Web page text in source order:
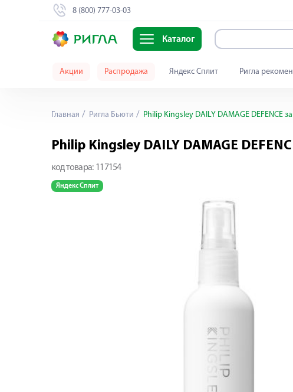
8 (800) 777-03-03
Каталог
Акции Распродажа Яндекс Сплит Ригла
Главная Ригла Бьюти Philip Kingsley DAILY DAMAGE DEFENCE
Philip Kingsley DAILY DAMAGE
код товара: 117154
Яндекс Сплит